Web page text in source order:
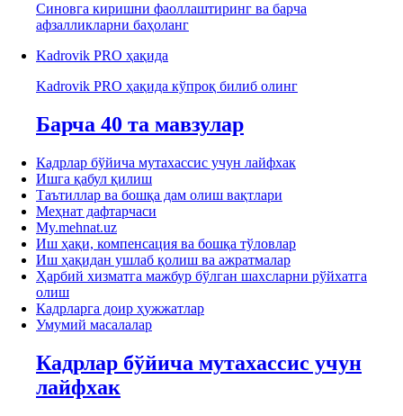
Синовга киришни фаоллаштиринг ва барча
афзалликларни баҳоланг
Kadrovik PRO ҳақида
Kadrovik PRO ҳақида кўпроқ билиб олинг
Барча 40 та мавзулар
Кадрлар бўйича мутахассис учун лайфхак
Ишга қабул қилиш
Таътиллар ва бошқа дам олиш вақтлари
Меҳнат дафтарчаси
My.mehnat.uz
Иш ҳақи, компенсация ва бошқа тўловлар
Иш ҳақидан ушлаб қолиш ва ажратмалар
Ҳарбий хизматга мажбур бўлган шахсларни рўйхатга
олиш
Кадрларга доир ҳужжатлар
Умумий масалалар
Кадрлар бўйича мутахассис учун
лайфхак